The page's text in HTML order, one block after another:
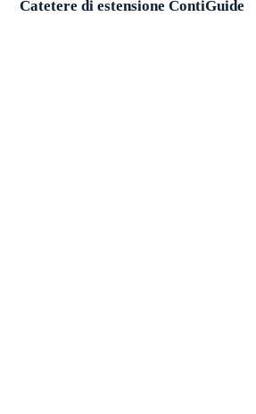
Catetere di estensione ContiGuide